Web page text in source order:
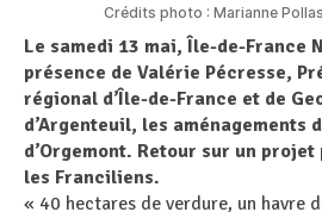
Crédits photo :
Le samedi 13 mai, Île-de-France
présence de Valérie Pécresse,
régional d’Île-de-France et de
d’Argenteuil, les aménagements
d’Orgemont. Retour sur un
les Franciliens.
« 40 hectares de verdure, un havre